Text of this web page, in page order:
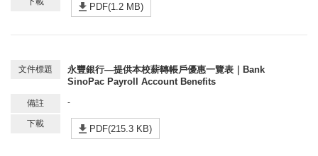
PDF(1.2 MB)
永豐銀行—提供本校薪轉帳戶優惠一覽表｜Bank
SinoPac Payroll Account Benefits
-
PDF(215.3 KB)